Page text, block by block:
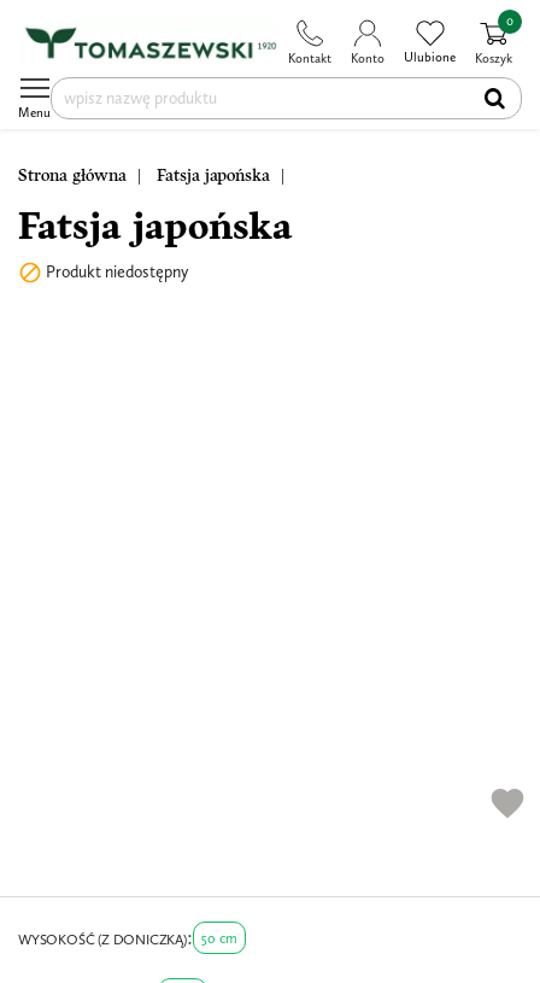
Kontakt Konto Ulubione Koszyk
0
Menu
Strona główna Fatsja japońska
Fatsja japońska
 Produkt niedostępny
WYSOKOŚĆ (Z DONICZKĄ) 50 cm
favorite